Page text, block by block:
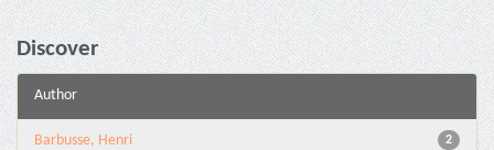
Discover
Author
2
Barbusse, Henri